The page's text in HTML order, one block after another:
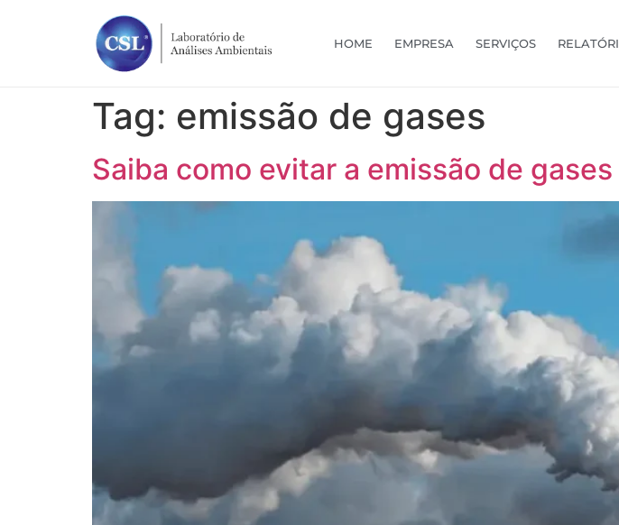
HOME EMPRESA SERVIÇOS
Tag: emissão de gases
Saiba como evitar a emissão de